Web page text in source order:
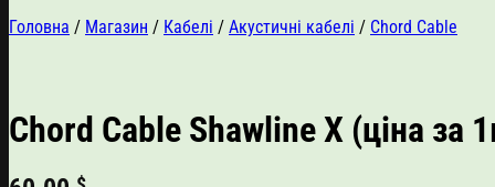
Головна / Магазин / Кабелі / Акустичні кабелі / Chord Cable
Chord Cable Shawline X (ціна за